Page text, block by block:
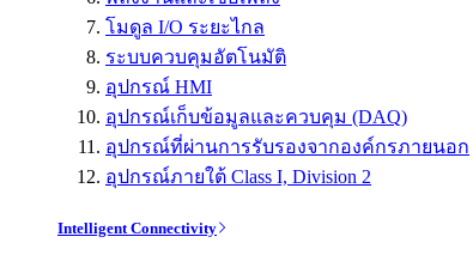
โมดูล I/O ระยะไกล
ระบบควบคุมอัตโนมัติ
อุปกรณ์ HMI
อุปกรณ์เก็บข้อมูลและควบคุม (DAQ)
อุปกรณ์ที่ผ่านการรับรองจากองค์กรภายนอก
อุปกรณ์ภายใต้ Class I, Division 2
Intelligent Connectivity